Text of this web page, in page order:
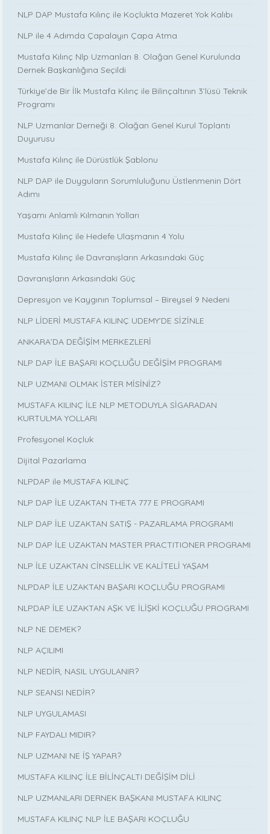
NLP DAP Mustafa Kılınç ile Koçlukta Mazeret Yok Kalıbı
NLP ile 4 Adımda Çapalayın Çapa Atma
Mustafa Kılınç Nlp Uzmanları 8. Olağan Genel Kurulunda
Dernek Başkanlığına Seçildi
Türkiye’de Bir İlk Mustafa Kılınç ile Bilinçaltının 3’lüsü Teknik
Programı
NLP Uzmanlar Derneği 8. Olağan Genel Kurul Toplantı
Duyurusu
Mustafa Kılınç ile Dürüstlük Şablonu
NLP DAP ile Duyguların Sorumluluğunu Üstlenmenin Dört
Adımı
Yaşamı Anlamlı Kılmanın Yolları
Mustafa Kılınç ile Hedefe Ulaşmanın 4 Yolu
Mustafa Kılınç ile Davranışların Arkasındaki Güç
Davranışların Arkasındaki Güç
Depresyon ve Kaygının Toplumsal – Bireysel 9 Nedeni
NLP LİDERİ MUSTAFA KILINÇ UDEMY'DE SİZİNLE
ANKARA’DA DEĞİŞİM MERKEZLERİ
NLP DAP İLE BAŞARI KOÇLUĞU DEĞİŞİM PROGRAMI
NLP UZMANI OLMAK İSTER MİSİNİZ?
MUSTAFA KILINÇ İLE NLP METODUYLA SİGARADAN
KURTULMA YOLLARI
Profesyonel Koçluk
Dijital Pazarlama
NLPDAP ile MUSTAFA KILINÇ
NLP DAP İLE UZAKTAN THETA 777 E PROGRAMI
NLP DAP İLE UZAKTAN SATIŞ - PAZARLAMA PROGRAMI
NLP DAP İLE UZAKTAN MASTER PRACTITIONER PROGRAMI
NLP İLE UZAKTAN CİNSELLİK VE KALİTELİ YAŞAM
NLPDAP İLE UZAKTAN BAŞARI KOÇLUĞU PROGRAMI
NLPDAP İLE UZAKTAN AŞK VE İLİŞKİ KOÇLUĞU PROGRAMI
NLP NE DEMEK?
NLP AÇILIMI
NLP NEDİR, NASIL UYGULANIR?
NLP SEANSI NEDİR?
NLP UYGULAMASI
NLP FAYDALI MIDIR?
NLP UZMANI NE İŞ YAPAR?
MUSTAFA KILINÇ İLE BİLİNÇALTI DEĞİŞİM DİLİ
NLP UZMANLARI DERNEK BAŞKANI MUSTAFA KILINÇ
MUSTAFA KILINÇ NLP İLE BAŞARI KOÇLUĞU